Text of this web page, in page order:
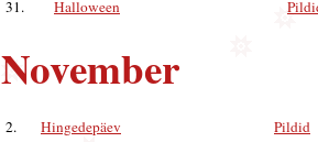
31.
Halloween
November
2. Hingedepäev Pildid